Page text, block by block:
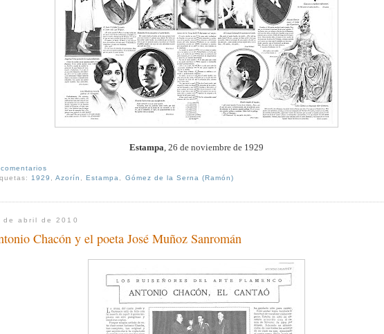
Estampa , 26 de noviembre de 1929
1929 ,Azorín ,Estampa Gómez de la Serna (Ramón)
de abril de 2010
Chacón y el poeta José Muñoz Sanromán